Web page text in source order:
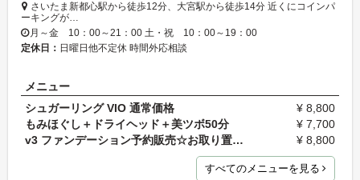
さいたま新都心駅から徒歩12分、大宮駅から徒歩14分 近くにコインパ
ーキングが…
月～金 10：00～21：00 土・祝 10：00～19：00
定休日： 日曜日他不定休 時間外応相談
メニュー
シュガーリング VIO 通常価格
¥ 8,800
もみほぐし＋ドライヘッド＋美ツボ50分
¥ 7,700
v3 ファンデーション予約販売☆お取り置き用
¥ 8,800
すべてのメニューを見る